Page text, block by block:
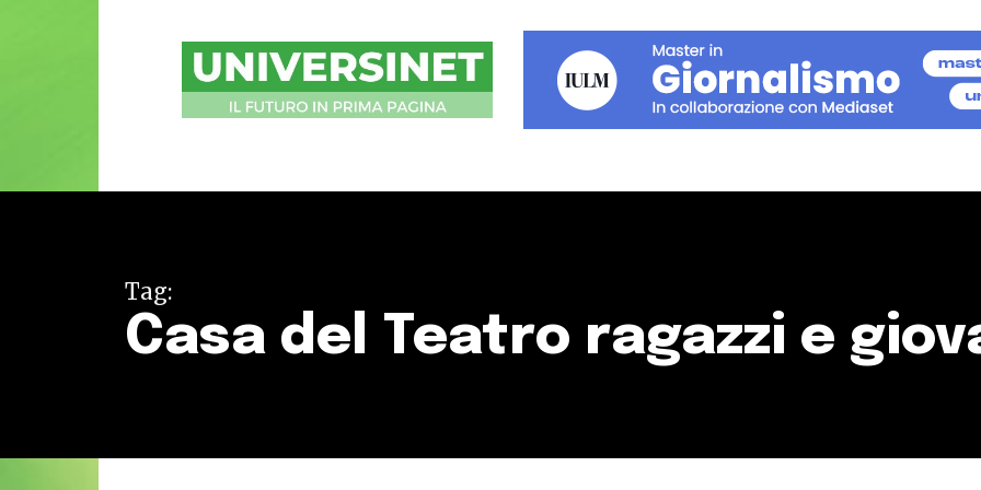
UniversiNet
Magazine
Tag:
Casa del Teatro ragazzi e